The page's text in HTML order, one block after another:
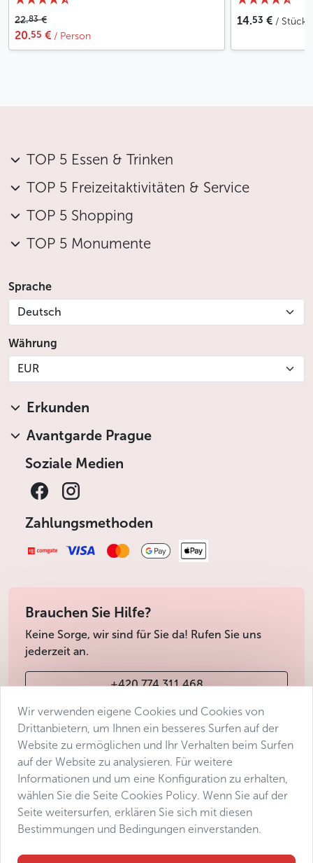
22.83€
20.55 € / Person
14.53 € / Stück
TOP 5 Essen & Trinken
TOP 5 Freizeitaktivitäten & Service
TOP 5 Shopping
TOP 5 Monumente
Sprache
Deutsch
Währung
EUR
Erkunden
Avantgarde Prague
Soziale Medien
Zahlungsmethoden
Brauchen Sie Hilfe?
Keine Sorge, wir sind für Sie da! Rufen Sie uns
jederzeit an.
+420 774 311 468
info@avantgarde-prague.cz
Geschäftsbedingungen
Datenschutz
Barrierefreiheitserklärung
Manage consent
Wir verwenden eigene Cookies und Cookies von
Drittanbietern, um Ihnen ein besseres Surfen auf der
Website zu ermöglichen und Ihr Verhalten beim Surfen
auf der Website zu analysieren. Für weitere
Informationen und um eine Konfiguration zu erhalten,
wählen Sie die Seite Cookies Policy. Wenn Sie auf der
Seite weitersurfen, erklären Sie sich mit diesen
Bestimmungen und Bedingungen einverstanden.